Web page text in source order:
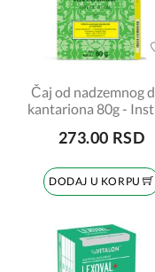
Čaj od nadzemnog
kantariona 80g -
273.00 RSD
DODAJ U KORPU